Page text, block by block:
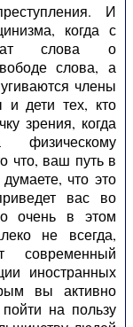
И
когда с
слова о
слова, а
члены
дети тех, кто
зрения, когда
физическому
что, ваш путь в
что это
вас во
очень в этом
не всегда,
современный
иностранных
вы активно
на пользу